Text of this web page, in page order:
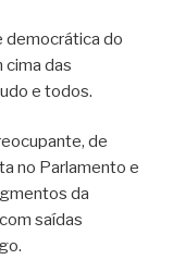
democrática do
cima das
e todos.
de
no Parlamento e
da
saídas